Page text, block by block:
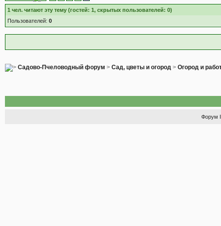
1 чел. читают эту тему (гостей: 1, скрытых пользователей: 0)
Пользователей: 0
Садово-Пчеловодный форум > Сад, цветы и огород> Огород и
Форум